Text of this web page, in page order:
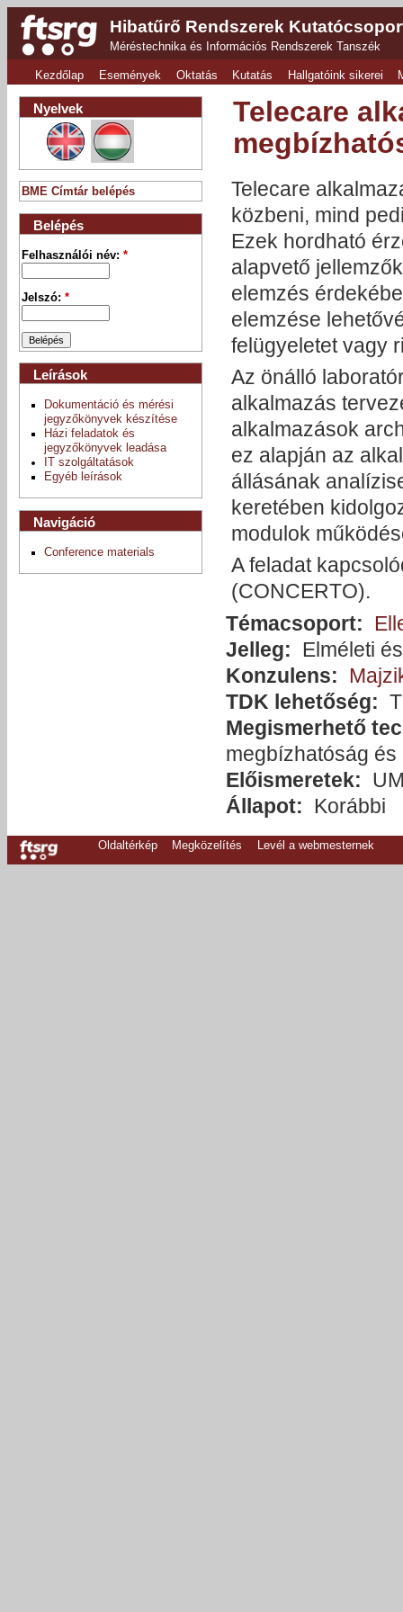
Hibatűrő Rendszerek
Méréstechnika és Információs Rendszerek Tanszék
Kezdőlap Események Oktatás Kutatás Hallgatóink sikerei
Telecare
Telecare
közbeni, mind
Ezek hordható
alapvető
elemzés
elemzése
felügyeletet vagy
Az önálló
alkalmazás
alkalmazások
ez alapján az
állásának
keretében
modulok
A feladat
(CONCERTO).
Témacsoport:
Jelleg:
Elméleti
Konzulens:
TDK lehetőség:
Megismerhető
megbízhatóság
Előismeretek:
Állapot:
Korábbi
Nyelvek
BME Címtár belépés
Belépés
Felhasználói név:*
Jelszó:*
Leírások
Dokumentáció és mérési
jegyzőkönyvek készítése
Házi feladatok és
jegyzőkönyvek leadása
IT szolgáltatások
Egyéb leírások
Navigáció
Conference materials
Oldaltérkép Megközelítés Levél a webmesternek